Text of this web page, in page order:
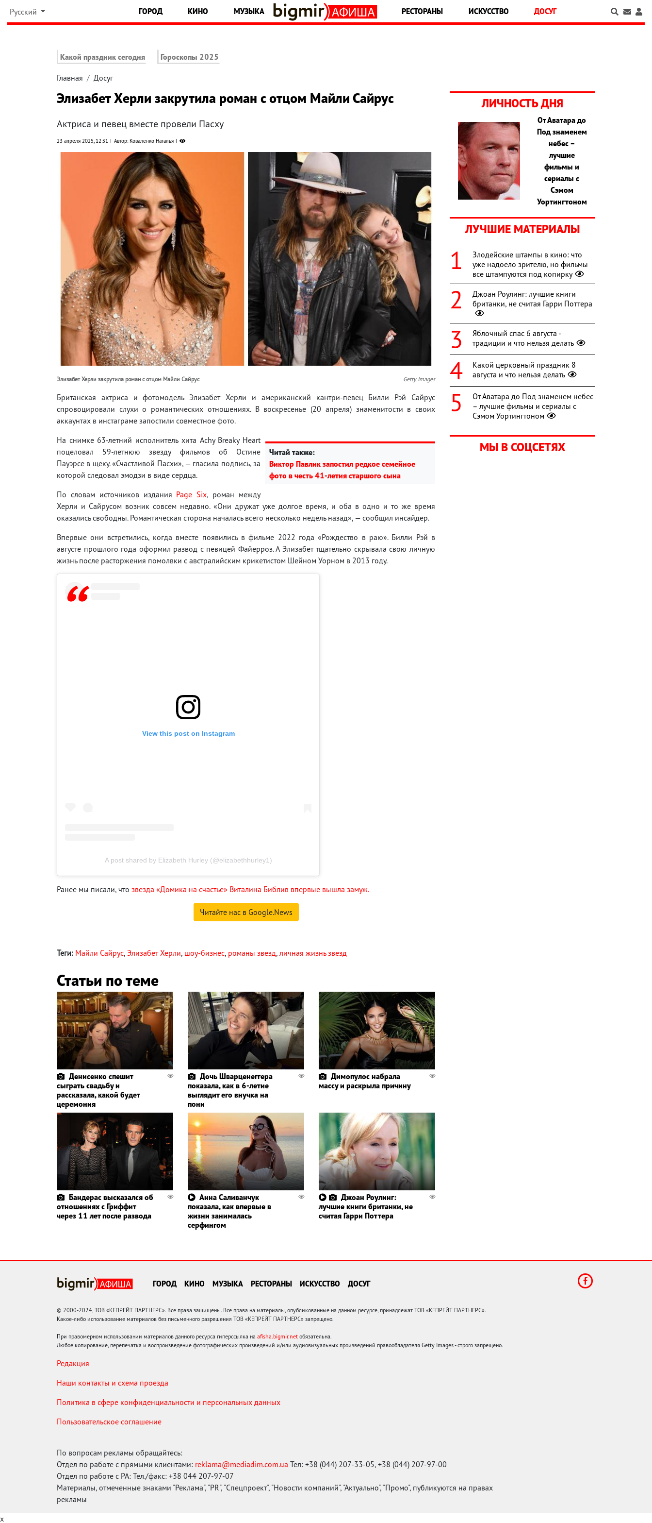
Русский ГОРОД КИНО МУЗЫКА РЕСТОРАНЫ ИСКУССТВО ДОСУГ
Какой праздник сегодня Гороскопы 2025
Главная Досуг
Элизабет Херли закрутила роман с отцом Майли Сайрус
Актриса и певец вместе провели Пасху
23 апреля 2025, 12:31 Автор: Коваленко Наталья
Элизабет Херли закрутила роман с отцом Майли Сайрус Getty Images
Британская актриса и фотомодель Элизабет Херли и американский кантри-певец Билли Рэй Сайрус
спровоцировали слухи о романтических отношениях. В воскресенье (20 апреля) знаменитости в своих
аккаунтах в инстаграме запостили совместное фото.
Читай также:
Виктор Павлик запостил редкое семейное
фото в честь 41-летия старшого сына
На снимке 63-летний исполнитель хита Achy Breaky Heart
поцеловал 59-летнюю звезду фильмов об Остине
Пауэрсе в щеку. «Счастливой Пасхи», — гласила подпись, за
которой следовал эмодзи в виде сердца.
По словам источников издания Page Six, роман между
Херли и Сайрусом возник совсем недавно. «Они дружат уже долгое время, и оба в одно и то же время
оказались свободны. Романтическая сторона началась всего несколько недель назад», — сообщил инсайдер.
Впервые они встретились, когда вместе появились в фильме 2022 года «Рождество в раю». Билли Рэй в
августе прошлого года оформил развод с певицей Файерроз. А Элизабет тщательно скрывала свою личную
жизнь после расторжения помолвки с австралийским крикетистом Шейном Уорном в 2013 году.
View this post on Instagram
A post shared by Elizabeth Hurley (@elizabethhurley1)
Ранее мы писали, что звезда «Домика на счастье» Виталина Библив впервые вышла замуж.
Читайте нас в Google.News
Теги: Майли Сайрус, Элизабет Херли, шоу-бизнес, романы звезд, личная жизнь звезд
Статьи по теме
Денисенко спешит
сыграть свадьбу и
рассказала, какой будет
церемония
Дочь Шварценеггера
показала, как в 6-летие
выглядит его внучка на
пони
Димопулос набрала
массу и раскрыла причину
Бандерас высказался об
отношениях с Гриффит
через 11 лет после развода
Анна Саливанчук
показала, как впервые в
жизни занималась
серфингом
Джоан Роулинг:
лучшие книги британки, не
считая Гарри Поттера
ЛИЧНОСТЬ ДНЯ
От Аватара до
Под знаменем
небес –
лучшие
фильмы и
сериалы с
Сэмом
Уортингтоном
ЛУЧШИЕ МАТЕРИАЛЫ
Злодейские штампы в кино: что
уже надоело зрителю, но фильмы
все штампуются под копирку
Джоан Роулинг: лучшие книги
британки, не считая Гарри Поттера
Яблочный спас 6 августа -
традиции и что нельзя делать
Какой церковный праздник 8
августа и что нельзя делать
От Аватара до Под знаменем небес
– лучшие фильмы и сериалы с
Сэмом Уортингтоном
МЫ В СОЦСЕТЯХ
ГОРОД КИНО МУЗЫКА РЕСТОРАНЫ ИСКУССТВО ДОСУГ
© 2000-2024, ТОВ «КЕПРЕЙТ ПАРТНЕРС». Все права защищены. Все права на материалы, опубликованные на данном ресурсе, принадлежат ТОВ «КЕПРЕЙТ ПАРТНЕРС».
Какое-либо использование материалов без письменного разрешения ТОВ «КЕПРЕЙТ ПАРТНЕРС» запрещено.
При правомерном использовании материалов данного ресурса гиперссылка на afisha.bigmir.net обязательна.
Любое копирование, перепечатка и воспроизведение фотографических произведений и/или аудиовизуальных произведений правообладателя Getty Images - строго запрещено.
Редакция
Наши контакты и схема проезда
Политика в сфере конфиденциальности и персональных данных
Пользовательское соглашение
По вопросам рекламы обращайтесь:
Отдел по работе с прямыми клиентами: reklama@mediadim.com.ua Тел: +38 (044) 207-33-05, +38 (044) 207-97-00
Отдел по работе с РА: Тел./факс: +38 044 207-97-07
Материалы, отмеченные знаками "Реклама", "PR", "Спецпроект", "Новости компаний", "Актуально", "Промо", публикуются на правах
рекламы
x